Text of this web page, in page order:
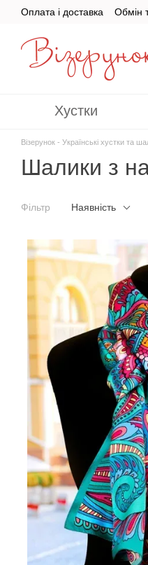
Перейти до основного
Оплата і доставка Обмін
Хустки
Візерунок - Українські хустки та
Шалики з
Фільтр Наявність